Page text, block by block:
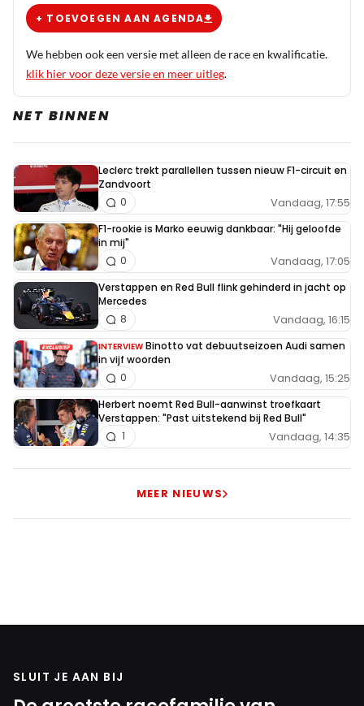
+ TOEVOEGEN AAN AGENDA
We hebben ook een versie met alleen de race en kwalificatie.
klik hier voor deze versie en meer uitleg.
NET BINNEN
Leclerc trekt parallellen tussen nieuw F1-circuit en
Zandvoort
Vandaag, 17:55
0
F1-rookie is Marko eeuwig dankbaar: "Hij geloofde
in mij"
Vandaag, 17:05
0
Verstappen en Red Bull flink gehinderd in jacht op
Mercedes
Vandaag, 16:15
8
INTERVIEW Binotto vat debuutseizoen Audi samen
in vijf woorden
Vandaag, 15:25
0
Herbert noemt Red Bull-aanwinst troefkaart
Verstappen: "Past uitstekend bij Red Bull"
Vandaag, 14:35
1
MEER NIEUWS
SLUIT JE AAN BIJ